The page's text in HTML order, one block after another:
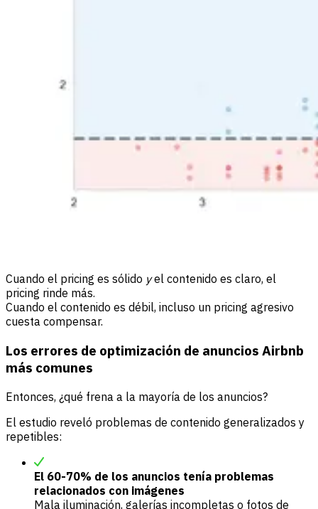
Cuando el pricing es sólido yel contenido es claro, el
pricing rinde más.
Cuando el contenido es débil, incluso un pricing agresivo
cuesta compensar.
Los errores de optimización de anuncios Airbnb
más comunes
Entonces, ¿qué frena a la mayoría de los anuncios?
El estudio reveló problemas de contenido generalizados y
repetibles:
El 60-70% de los anuncios tenía problemas
relacionados con imágenes
Mala iluminación, galerías incompletas o fotos de